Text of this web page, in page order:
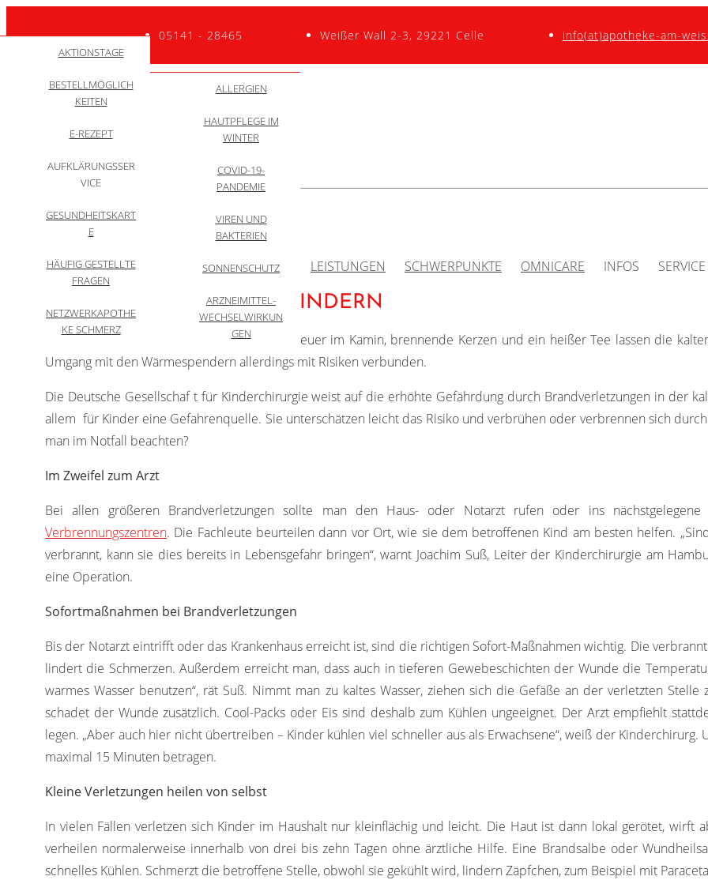
05141 - 28465 Weißer Wall 2-3, 29221 Celle info(at)apotheke-am-
Menü
START ÜBER UNS
TEAM
RUNDGANG
LEISTUNGEN SCHWERPUNKTE
ZYTOSTATIKA
WACHSTUMSHOR
MONE
ALLGEMEIN
BEHANDLUNG
OMNICARE
QUALITÄTSINITIATI
INFOS
GESUNDHEITSNEW
ANWENDUNGSVID
DARMKREBSMONA
DARMSPIEGELUNG:
KREBS
SELBSTTEST
INFORMATIONEN
FÜR ANGEHÖRIGE
10 MYTHEN
HYGIENEMASSNAHM
THEMEN
SERVICE
AKTIONSTAGE
BESTELLMÖGLICH
KEITEN
E-REZEPT
AUFKLÄRUNGSSER
VICE
ALLERGIEN
HAUTPFLEGE IM
WINTER
COVID-19-
PANDEMIE
VIREN UND
BAKTERIEN
SONNENSCHUTZ
ARZNEIMITTEL-
WECHSELWIRKUN
GEN
GESUNDHEITSKART
E
HÄUFIG GESTELLTE
FRAGEN
NETZWERKAPOTHE
KE SCHMERZ
VERBRENNUNGEN BEI KINDERN
Im Winter wird es zu Hause gemütlich. Ein Feuer im Kamin, brennende Kerzen und ein heißer Tee lassen die
Umgang mit den Wärmespendern allerdings mit Risiken verbunden.
Die Deutsche Gesellschaf t für Kinderchirurgie weist auf die erhöhte Gefährdung durch Brandverletzungen in der
allem für Kinder eine Gefahrenquelle. Sie unterschätzen leicht das Risiko und verbrühen oder verbrennen sich
man im Notfall beachten?
Im Zweifel zum Arzt
Bei allen größeren Brandverletzungen sollte man den Haus- oder Notarzt rufen oder ins
Verbrennungszentren. Die Fachleute beurteilen dann vor Ort, wie sie dem betroffenen Kind am besten helfen.
verbrannt, kann sie dies bereits in Lebensgefahr bringen“, warnt Joachim Suß, Leiter der Kinderchirurgie am
eine Operation.
Sofortmaßnahmen bei Brandverletzungen
Bis der Notarzt eintrifft oder das Krankenhaus erreicht ist, sind die richtigen Sofort-Maßnahmen wichtig. Die
lindert die Schmerzen. Außerdem erreicht man, dass auch in tieferen Gewebeschichten der Wunde die
warmes Wasser benutzen“, rät Suß. Nimmt man zu kaltes Wasser, ziehen sich die Gefäße an der verletzten
schadet der Wunde zusätzlich. Cool-Packs oder Eis sind deshalb zum Kühlen ungeeignet. Der Arzt empfiehlt
legen. „Aber auch hier nicht übertreiben – Kinder kühlen viel schneller aus als Erwachsene“, weiß der
maximal 15 Minuten betragen.
Kleine Verletzungen heilen von selbst
In vielen Fällen verletzen sich Kinder im Haushalt nur kleinflächig und leicht. Die Haut ist dann lokal gerötet, wirft
verheilen normalerweise innerhalb von drei bis zehn Tagen ohne ärztliche Hilfe. Eine Brandsalbe oder
schnelles Kühlen. Schmerzt die betroffene Stelle, obwohl sie gekühlt wird, lindern Zäpfchen, zum Beispiel mit